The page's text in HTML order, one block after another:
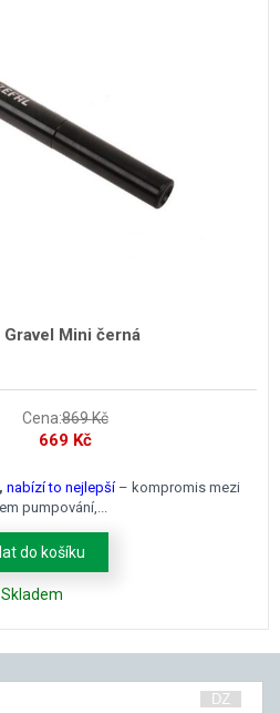
Mini černá
Cena:869Kč
Původní
byla:
869 Kč.
669 KčAktuální
je:
669 Kč.
nabízí to nejlepší– kompromis mezi
pumpování,...
do košíku
Skladem